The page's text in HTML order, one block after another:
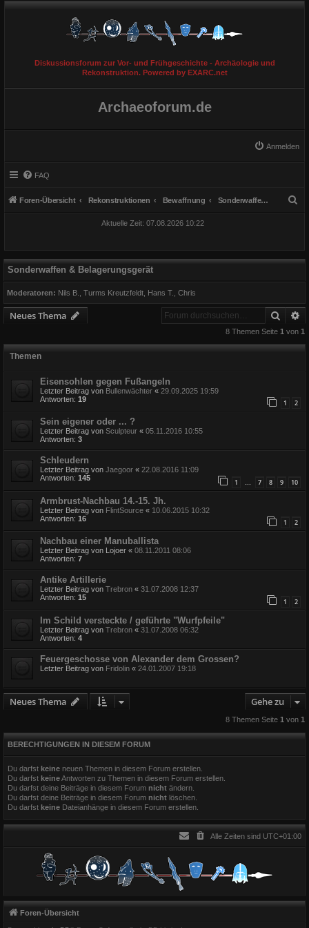
Diskussionsforum zur Vor- und Frühgeschichte - Archäologie und
Rekonstruktion. Powered by EXARC.net
Archaeoforum.de
Anmelden
FAQ
Foren-Übersicht Rekonstruktionen Bewaffnung Sonderwaffen & Belagerungsgerät
Aktuelle Zeit: 07.08.2026 10:22
Sonderwaffen & Belagerungsgerät
Moderatoren: Nils B. ,Turms Kreutzfeldt Hans T. ,Chris
Neues Thema Suche
8 Themen Seite 1 von 1
Themen
Eisensohlen gegen Fußangeln
Letzter Beitrag von Bullenwächter « 29.09.2025 19:59
Antworten: 19 1 2
Sein eigener oder ... ?
Letzter Beitrag von Sculpteur « 05.11.2016 10:55
Antworten: 3
Schleudern
Letzter Beitrag von Jaegoor « 22.08.2016 11:09
Antworten: 145 1 … 7 8 9 10
Armbrust-Nachbau 14.-15. Jh.
Letzter Beitrag von FlintSource « 10.06.2015 10:32
Antworten: 16 1 2
Nachbau einer Manuballista
Letzter Beitrag von Lojoer « 08.11.2011 08:06
Antworten: 7
Antike Artillerie
Letzter Beitrag von Trebron « 31.07.2008 12:37
Antworten: 15 1 2
Im Schild versteckte / geführte "Wurfpfeile"
Letzter Beitrag von Trebron « 31.07.2008 06:32
Antworten: 4
Feuergeschosse von Alexander dem Grossen?
Letzter Beitrag von Fridolin « 24.01.2007 19:18
Neues Thema Gehe zu
8 Themen Seite 1 von 1
BERECHTIGUNGEN IN DIESEM FORUM
Du darfst keine neuen Themen in diesem Forum erstellen.
Du darfst keineAntworten zu Themen in diesem Forum erstellen.
Du darfst deine Beiträge in diesem Forum nicht ändern.
Du darfst deine Beiträge in diesem Forum nicht löschen.
Du darfst keine Dateianhänge in diesem Forum erstellen.
Alle Zeiten sind UTC+01:00
Foren-Übersicht